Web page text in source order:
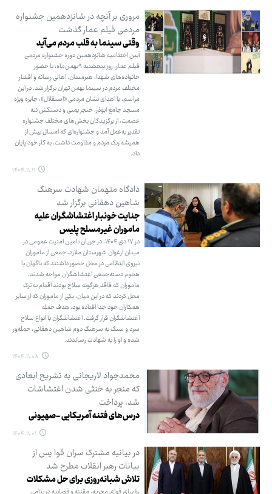
مروری بر آنچه در شانزدهمین جشنواره
مردمی فیلم عمار گذشت
وقتی سینما به قلب مردم می‌آید
آیین اختتامیه شانزدهمین دوره جشنواره مردمی
فیلم عمار، روز پنجشنبه ۹بهمن‌ماه، با حضور
خانواده‌های شهدا، هنرمندان، اهالی رسانه و اقشار
مختلف مردم در سینما بهمن تهران برگزار شد. در این
مراسم، با اهدای نشان مردمی «استقلال»، جایزه ویژه
مسجد جامع ابوذر، خنجر یمنی و دستکش ننه
عصمت، از برگزیدگان بخش‌های مختلف جشنواره
تقدیر به‌عمل آمد و جشنواره‌ای که امسال بیش از
همیشه رنگ مردم و مقاومت داشت، به کار خود پایان
داد.
۱۴۰۴.۱۱.۱۱
دادگاه متهمان شهادت سرهنگ
شاهین دهقانی برگزار شد
جنایت خونبار اغتشاشگران علیه
ماموران غیرمسلح پلیس
در ۱۷ دی ۱۴۰۴، در جریان تامین امنیت عمومی در
میدان ارغوان شهرستان ملارد، جمعی از ماموران
نیروی انتظامی در محل حضور داشتند که ناگهان با
هجوم دسته‌جمعی اغتشاشگران مواجه شدند.
ماموران که فاقد هرگونه سلاح بودند اقدام به ترک
محل کردند که در این میان، یکی از ماموران که از سایر
همکاران خود جدا افتاده بود، هدف حمله
اغتشاشگران قرار گرفت. اغتشاشگران با انواع سلاح
سرد و سنگ به سرهنگ دوم شاهین دهقانی، حمله‌ور
شده و او را به شهادت رساندند.
۱۴۰۴.۱۱.۰۸
محمدجواد لاریجانی به تشریح ابعادی
که منجر به خنثی شدن اغتشاشات
شد، پرداخت
درس‌های فتنه آمریکایی -صهیونی
۱۴۰۴.۱۱.۰۱
در بیانیه مشترک سران قوا پس از
بیانات رهبر انقلاب مطرح شد
تلاش شبانه‌روزی برای حل مشکلات